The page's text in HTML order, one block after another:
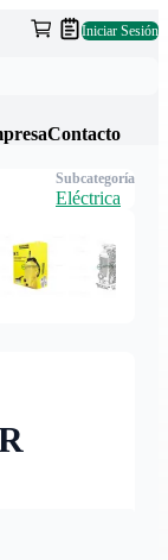
Iniciar Sesión
Contacto
Subcategoría
Eléctrica